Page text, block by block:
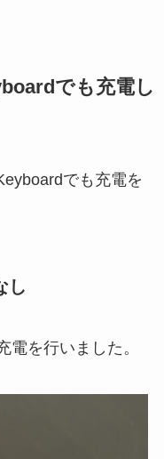
でも充電し
でも充電を
し
電を行いました。